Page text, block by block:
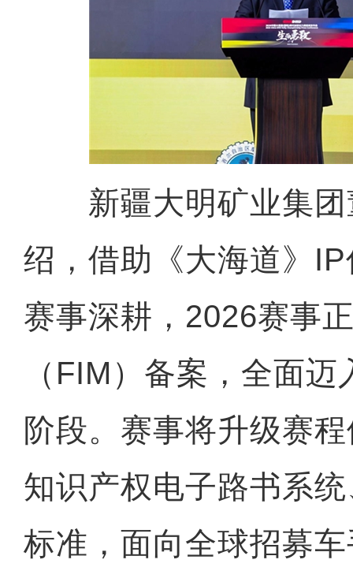
新疆大明矿业集团
绍，借助《大海道》
赛事深耕，2026赛事
（FIM）备案，全面
阶段。赛事将升级赛
知识产权电子路书系
标准，面向全球招募